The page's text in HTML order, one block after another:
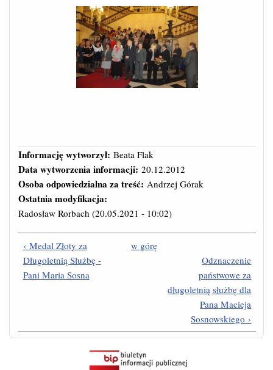
Informację wytworzył: Beata Flak
Data wytworzenia informacji: 20.12.2012
Osoba odpowiedzialna za treść: Andrzej Górak
Ostatnia modyfikacja:
Radosław Rorbach (20.05.2021 - 10:02)
‹ Medal Złoty za
Długoletnią Służbę -
Pani Maria Sosna
w górę
Odznaczenie
państwowe za
długoletnią służbę dla
Pana Macieja
Sosnowskiego ›